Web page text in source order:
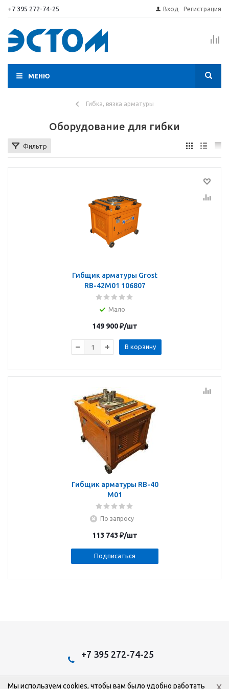
+7 395 272-74-25 Вход Регистрация
МЕНЮ
Гибка, вязка арматуры
Оборудование для гибки
Фильтр
Гибщик арматуры Grost
RB-42М01 106807
Мало
149 900₽/шт
В корзину
Гибщик арматуры RB-40
M01
По запросу
113 743 ₽/шт
Подписаться
+7 395 272-74-25
Мы используем cookies, чтобы вам было удобно работать x